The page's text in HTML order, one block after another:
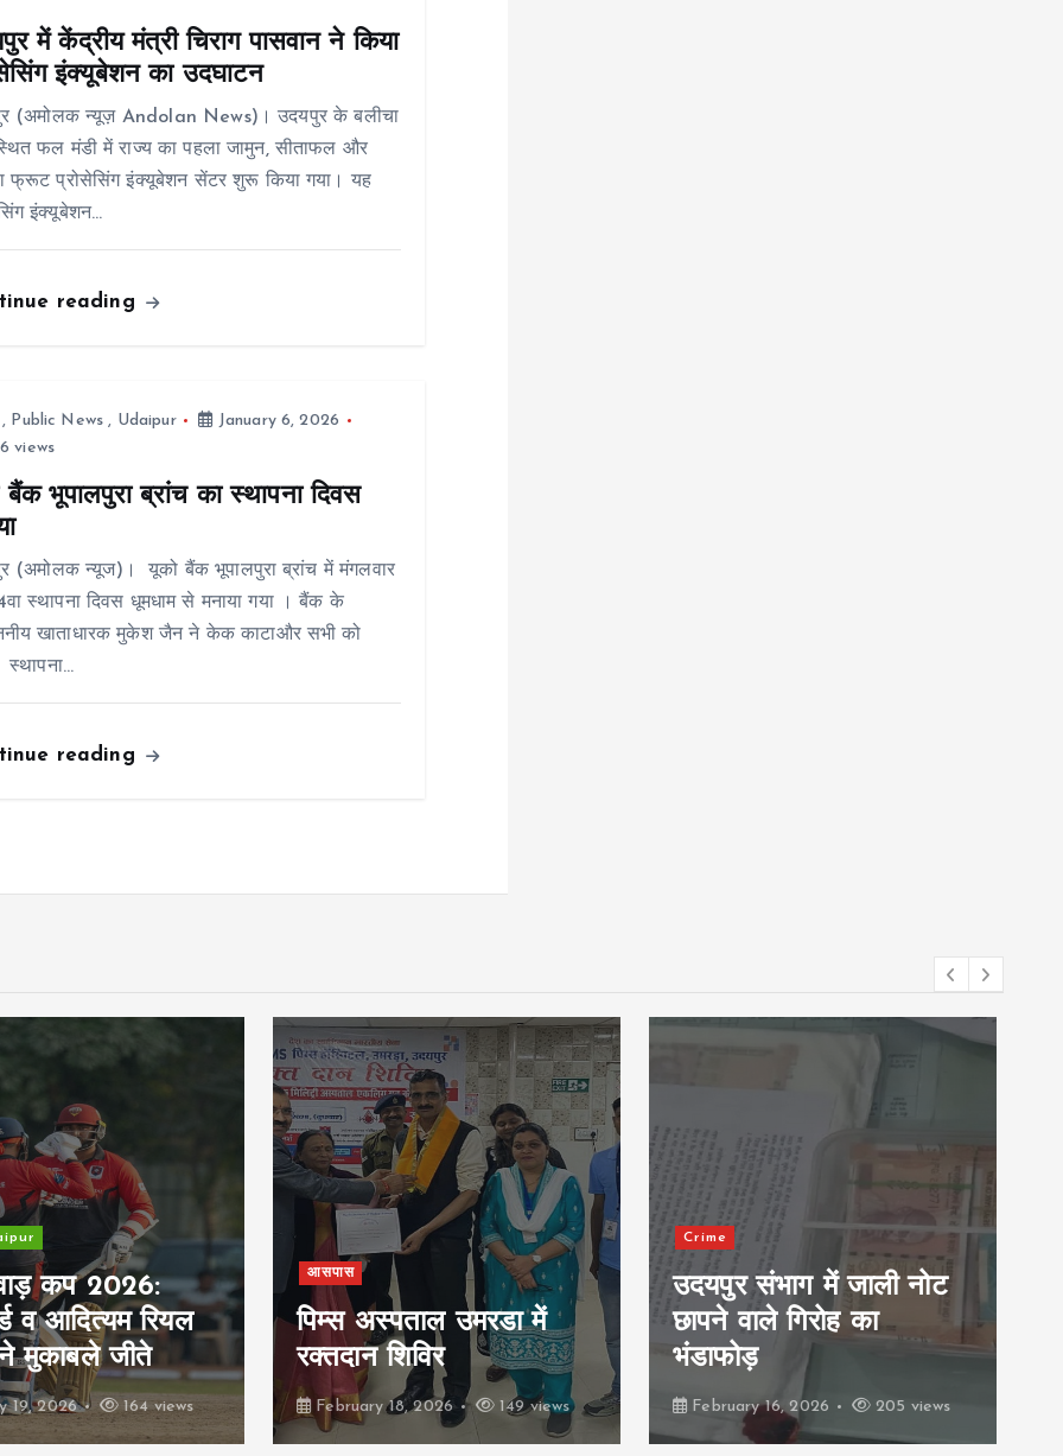
में केंद्रीय मंत्री चिराग पासवान ने किया
इंक्यूबेशन का उदघाटन
(अमोलक न्यूज़ Andolan News)। उदयपुर के बलीचा
फल मंडी में राज्य का पहला जामुन, सीताफल और
फ्रूट प्रोसेसिंग इंक्यूबेशन सेंटर शुरू किया गया। यह
इंक्यूबेशन…
reading
Public News , Udaipur
January 6, 2026
views
भूपालपुरा ब्रांच का स्थापना दिवस
(अमोलक न्यूज)। यूको बैंक भूपालपुरा ब्रांच में मंगलवार
स्थापना दिवस धूमधाम से मनाया गया । बैंक के
खाताधारक मुकेश जैन ने केक काटाऔर सभी को
reading
उमरडा में
शिविर
18, 2026 149 views
Crime
उदयपुर संभाग में जाली नोट
छापने वाले गिरोह का
भंडाफोड़
February 16, 2026 205 views
आसपास
उदयपुर के पार्थ दीक्षित ने
नागपुर में युवा संसद में किया
प्रतिनिधित्व
February 16, 2026 394 views